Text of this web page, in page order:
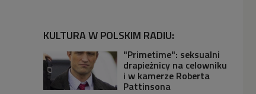
KULTURA W POLSKIM RADIU:
"Primetime": seksualni
drapieżnicy na celowniku
i w kamerze Roberta
Pattinsona